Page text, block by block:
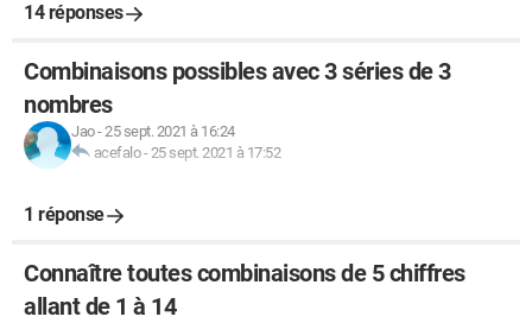
14 réponses
Combinaisons possibles avec 3 séries de 3
nombres
Jao-25 sept. 2021 à 16:24
acefalo-25 sept. 2021 à 17:52
1 réponse
Connaître toutes combinaisons de 5 chiffres
allant de 1 à 14